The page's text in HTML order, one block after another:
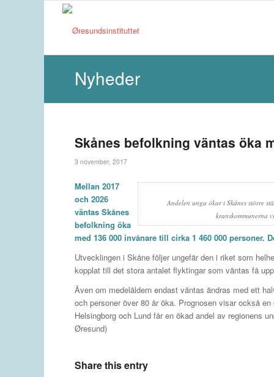
Nyheder
Skånes befolkning väntas öka
3 november, 2017
Andelen unga ökar i Skånes större
kranskommunerna
Mellan 2017
och 2026
väntas Skånes
befolkning öka
med 136 000 invånare till cirka 1 460 000 personer.
Utvecklingen i Skåne följer ungefär den i riket som
kopplat till det stora antalet flyktingar som väntas få
Även om medelåldern endast väntas ändras med ett
och personer över 80 år öka. Prognosen visar också
Helsingborg och Lund får en ökad andel av regionens
Øresund)
Share this entry